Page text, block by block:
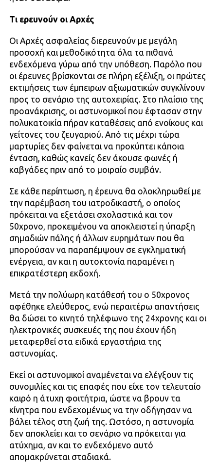
Τι ερευνούν οι Αρχές
Οι Αρχές ασφαλείας διερευνούν με μεγάλη
προσοχή και μεθοδικότητα όλα τα πιθανά
ενδεχόμενα γύρω από την υπόθεση. Παρόλο που
οι έρευνες βρίσκονται σε πλήρη εξέλιξη, οι πρώτες
εκτιμήσεις των έμπειρων αξιωματικών συγκλίνουν
προς το σενάριο της αυτοχειρίας. Στο πλαίσιο της
προανάκρισης, οι αστυνομικοί που έφτασαν στην
πολυκατοικία πήραν καταθέσεις από ενοίκους και
γείτονες του ζευγαριού. Από τις μέχρι τώρα
μαρτυρίες δεν φαίνεται να προκύπτει κάποια
ένταση, καθώς κανείς δεν άκουσε φωνές ή
καβγάδες πριν από το μοιραίο συμβάν.
Σε κάθε περίπτωση, η έρευνα θα ολοκληρωθεί με
την παρέμβαση του ιατροδικαστή, ο οποίος
πρόκειται να εξετάσει σχολαστικά και τον
50χρονο, προκειμένου να αποκλειστεί η ύπαρξη
σημαδιών πάλης ή άλλων ευρημάτων που θα
μπορούσαν να παραπέμψουν σε εγκληματική
ενέργεια, αν και η αυτοκτονία παραμένει η
επικρατέστερη εκδοχή.
Μετά την πολύωρη κατάθεσή του ο 50χρονος
αφέθηκε ελεύθερος, ενώ περαιτέρω απαντήσεις
θα δώσει το κινητό τηλέφωνο της 24χρονης και οι
ηλεκτρονικές συσκευές της που έχουν ήδη
μεταφερθεί στα ειδικά εργαστήρια της
αστυνομίας.
Εκεί οι αστυνομικοί αναμένεται να ελέγξουν τις
συνομιλίες και τις επαφές που είχε τον τελευταίο
καιρό η άτυχη φοιτήτρια, ώστε να βρουν τα
κίνητρα που ενδεχομένως να την οδήγησαν να
βάλει τέλος στη ζωή της. Ωστόσο, η αστυνομία
δεν αποκλείει και το σενάριο να πρόκειται για
ατύχημα, αν και το ενδεχόμενο αυτό
απομακρύνεται σταδιακά.